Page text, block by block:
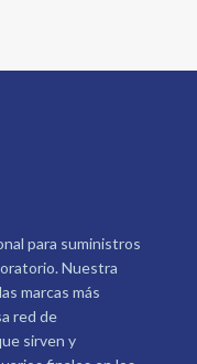
para suministros
Nuestra
marcas más
red de
sirven y